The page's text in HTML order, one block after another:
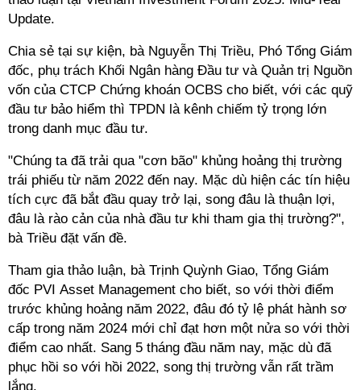
Update.
Chia sẻ tại sự kiện, bà Nguyễn Thị Triều, Phó Tổng Giám
đốc, phụ trách Khối Ngân hàng Đầu tư và Quản trị Nguồn
vốn của CTCP Chứng khoán OCBS cho biết, với các quỹ
đầu tư bảo hiểm thì TPDN là kênh chiếm tỷ trọng lớn
trong danh mục đầu tư.
"Chúng ta đã trải qua "cơn bão" khủng hoảng thị trường
trái phiếu từ năm 2022 đến nay. Mặc dù hiện các tín hiệu
tích cực đã bắt đầu quay trở lại, song đâu là thuận lợi,
đâu là rào cản của nhà đầu tư khi tham gia thị trường?",
bà Triều đặt vấn đề.
Tham gia thảo luận, bà Trịnh Quỳnh Giao, Tổng Giám
đốc PVI Asset Management cho biết, so với thời điểm
trước khủng hoảng năm 2022, đâu đó tỷ lệ phát hành sơ
cấp trong năm 2024 mới chỉ đạt hơn một nửa so với thời
điểm cao nhất. Sang 5 tháng đầu năm nay, mặc dù đã
phục hồi so với hồi 2022, song thị trường vẫn rất trầm
lắng.